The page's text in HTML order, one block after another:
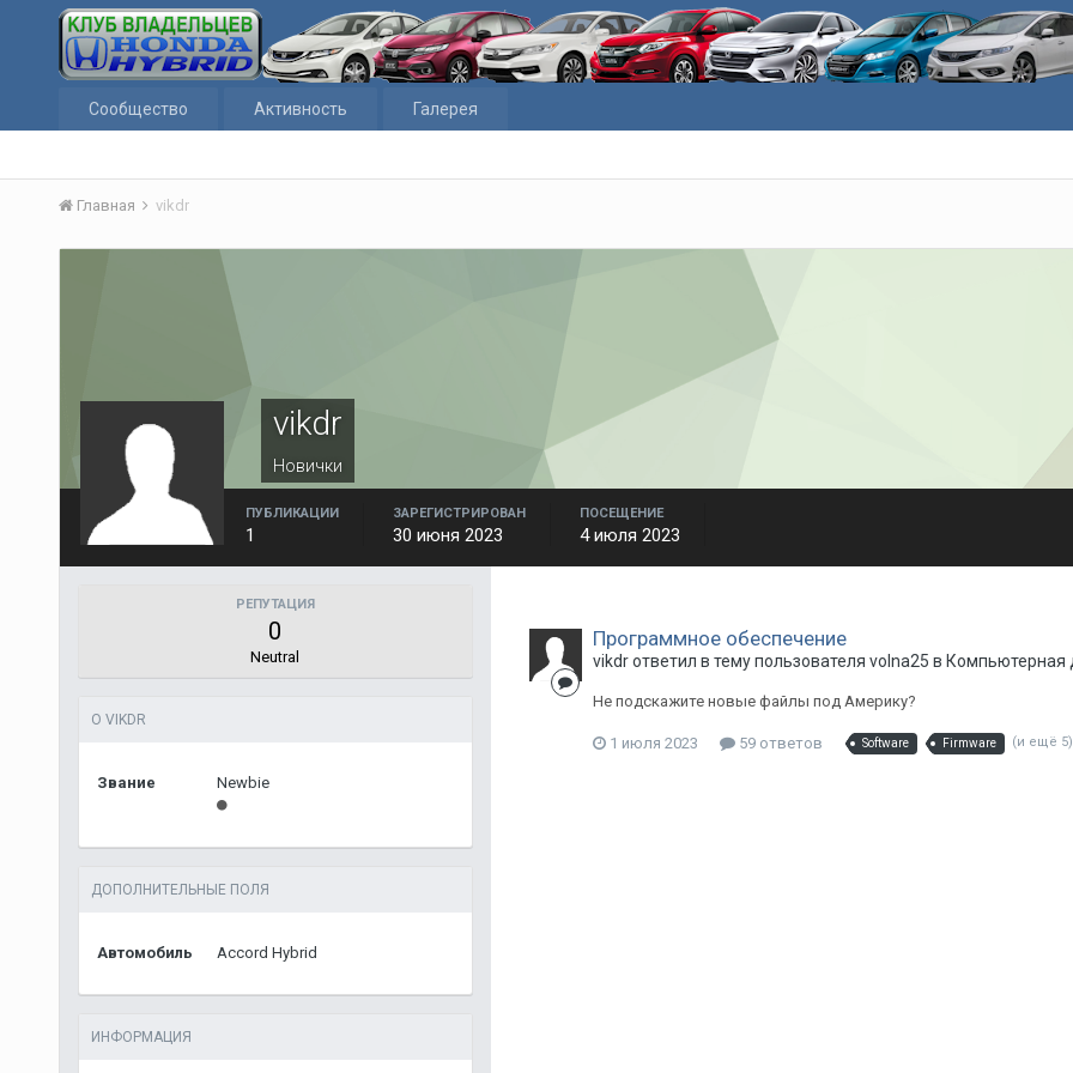
Сообщество Активность Галерея
Главная vikdr
vikdr
Новички
ПУБЛИКАЦИИ
1
ЗАРЕГИСТРИРОВАН
30 июня 2023
ПОСЕЩЕНИЕ
4 июля 2023
РЕПУТАЦИЯ
0
Neutral
О VIKDR
Звание Newbie
ДОПОЛНИТЕЛЬНЫЕ ПОЛЯ
Автомобиль Accord Hybrid
ИНФОРМАЦИЯ
Программное обеспечение
vikdrответил в тему пользователя volna25 в Компьютерная
Не подскажите новые файлы под Америку?
1 июля 2023 59 ответов Software Firmware (и ещё 5)